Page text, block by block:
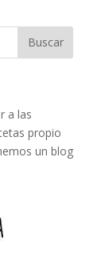
a las
propio
un blog